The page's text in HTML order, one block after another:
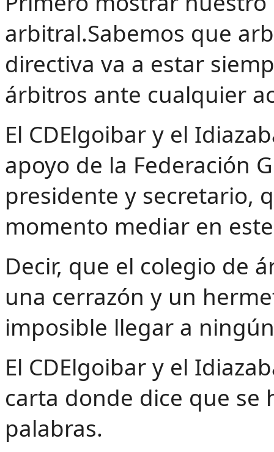
arbitral.Sabemos que
directiva va a estar
árbitros ante cualquier
El CDElgoibar y el
apoyo de la Federación
presidente y secretario,
momento mediar en
Decir, que el colegio de
una cerrazón y un
imposible llegar a
‌El CDElgoibar y el
carta donde dice que
palabras.